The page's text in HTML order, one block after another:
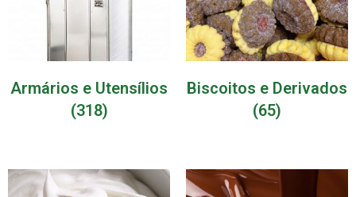
Armários e Utensílios
(318)
Biscoitos e Derivados
(65)